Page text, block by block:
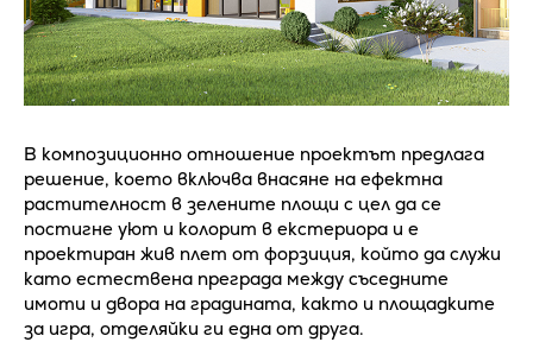
В композиционно отношение проектът предлага
решение, което включва внасяне на ефектна
растителност в зелените площи с цел да се
постигне уют и колорит в екстериора и е
проектиран жив плет от форзиция, който да служи
като естествена преграда между съседните
имоти и двора на градината, както и площадките
за игра, отделяйки ги една от друга.